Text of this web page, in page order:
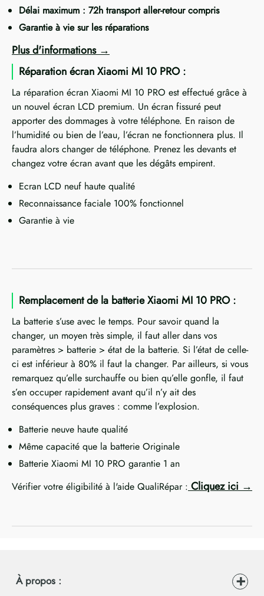
Délai maximum : 72h transport aller-retour compris
Garantie à vie sur les réparations
Plus d'informations
Réparation écran Xiaomi MI 10 PRO :
La réparation écran Xiaomi MI 10 PRO est effectué grâce à
un nouvel écran LCD premium. Un écran fissuré peut
apporter des dommages à votre téléphone. En raison de
l’humidité ou bien de l’eau, l’écran ne fonctionnera plus. Il
faudra alors changer de téléphone. Prenez les devants et
changez votre écran avant que les dégâts empirent.
Ecran LCD neuf haute qualité
Reconnaissance faciale 100% fonctionnel
Garantie à vie
Remplacement de la batterie Xiaomi MI 10 PRO :
La batterie s’use avec le temps. Pour savoir quand la
changer, un moyen très simple, il faut aller dans vos
paramètres > batterie > état de la batterie. Si l’état de celle-
ci est inférieur à 80% il faut la changer. Par ailleurs, si vous
remarquez qu’elle surchauffe ou bien qu’elle gonfle, il faut
s’en occuper rapidement avant qu’il n’y ait des
conséquences plus graves : comme l’explosion.
Batterie neuve haute qualité
Même capacité que la batterie Originale
Batterie Xiaomi MI 10 PRO garantie 1 an
Vérifier votre éligibilité à l'aide QualiRépar : Cliquez ici
À propos :